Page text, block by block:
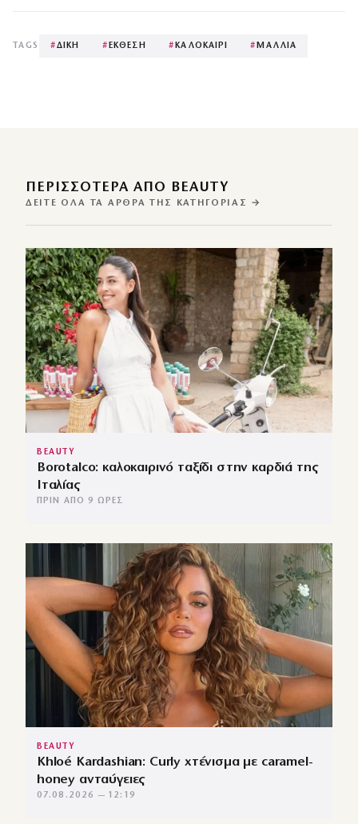
TAGS #ΔΙΚΗ #ΕΚΘΕΣΗ #ΚΑΛΟΚΑΙΡΙ #ΜΑΛΛΙΑ
ΠΕΡΙΣΣΌΤΕΡΑ ΑΠΌ BEAUTY
ΔΕΊΤΕ ΌΛΑ ΤΑ ΆΡΘΡΑ ΤΗΣ ΚΑΤΗΓΟΡΊΑΣ →
BEAUTY
Borotalco: καλοκαιρινό ταξίδι στην καρδιά της
Ιταλίας
ΠΡΙΝ ΑΠΌ 9 ΏΡΕΣ
BEAUTY
Khloé Kardashian: Curly χτένισμα με caramel-
honey ανταύγειες
07.08.2026 — 12:19